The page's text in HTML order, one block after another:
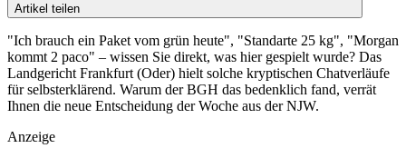
Artikel teilen
"Ich brauch ein Paket vom grün heute", "Standarte 25 kg", "Morgan
kommt 2 paco" – wissen Sie direkt, was hier gespielt wurde? Das
Landgericht Frankfurt (Oder) hielt solche kryptischen Chatverläufe
für selbsterklärend. Warum der BGH das bedenklich fand, verrät
Ihnen die neue Entscheidung der Woche aus der NJW.
Anzeige